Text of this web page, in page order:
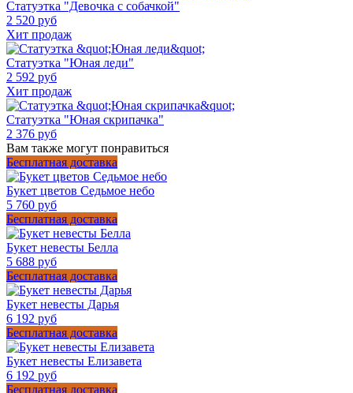
Статуэтка "Девочка с собачкой"
2 520 руб
Хит продаж
Статуэтка "Юная леди"
2 592 руб
Хит продаж
Статуэтка "Юная скрипачка"
2 376 руб
Вам также могут понравиться
Бесплатная доставка
Букет цветов Седьмое небо
5 760 руб
Бесплатная доставка
Букет невесты Белла
5 688 руб
Бесплатная доставка
Букет невесты Дарья
6 192 руб
Бесплатная доставка
Букет невесты Елизавета
6 192 руб
Бесплатная доставка